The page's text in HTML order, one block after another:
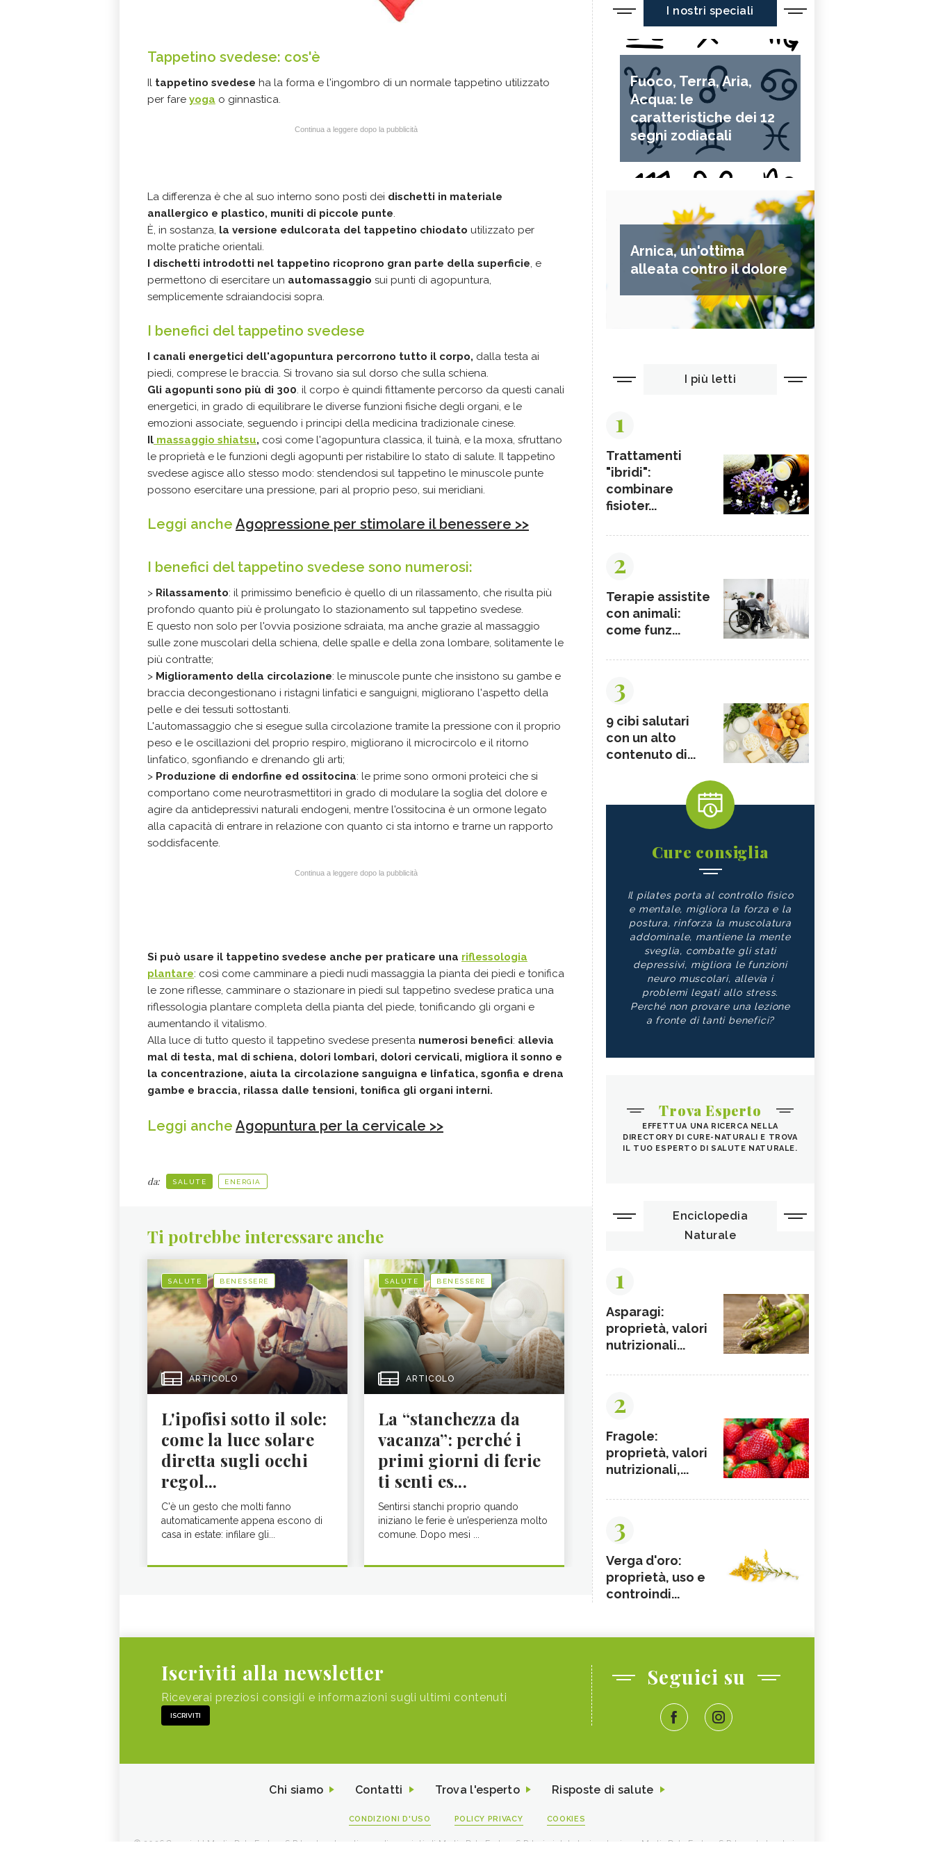
Tappetino svedese: cos'è
Il tappetino svedese ha la forma e l'ingombro di un normale tappetino utilizzato
per fare yoga o ginnastica.
Continua a leggere dopo la pubblicità
La differenza è che al suo interno sono posti dei dischetti in materiale
anallergico e plastico, muniti di piccole punte.
È, in sostanza, la versione edulcorata del tappetino chiodato utilizzato per
molte pratiche orientali.
I dischetti introdotti nel tappetino ricoprono gran parte della superficie, e
permettono di esercitare un automassaggio sui punti di agopuntura,
semplicemente sdraiandocisi sopra.
I benefici del tappetino svedese
I canali energetici dell'agopuntura percorrono tutto il corpo, dalla testa ai
piedi, comprese le braccia. Si trovano sia sul dorso che sulla schiena.
Gli agopunti sono più di 300. il corpo è quindi fittamente percorso da questi canali
energetici, in grado di equilibrare le diverse funzioni fisiche degli organi, e le
emozioni associate, seguendo i principi della medicina tradizionale cinese.
Il massaggio shiatsu, così come l'agopuntura classica, il tuinà, e la moxa, sfruttano
le proprietà e le funzioni degli agopunti per ristabilire lo stato di salute. Il tappetino
svedese agisce allo stesso modo: stendendosi sul tappetino le minuscole punte
possono esercitare una pressione, pari al proprio peso, sui meridiani.
Leggi anche Agopressione per stimolare il benessere >>
I benefici del tappetino svedese sono numerosi:
> Rilassamento: il primissimo beneficio è quello di un rilassamento, che risulta più
profondo quanto più è prolungato lo stazionamento sul tappetino svedese.
E questo non solo per l'ovvia posizione sdraiata, ma anche grazie al massaggio
sulle zone muscolari della schiena, delle spalle e della zona lombare, solitamente le
più contratte;
> Miglioramento della circolazione: le minuscole punte che insistono su gambe e
braccia decongestionano i ristagni linfatici e sanguigni, migliorano l'aspetto della
pelle e dei tessuti sottostanti.
L'automassaggio che si esegue sulla circolazione tramite la pressione con il proprio
peso e le oscillazioni del proprio respiro, migliorano il microcircolo e il ritorno
linfatico, sgonfiando e drenando gli arti;
> Produzione di endorfine ed ossitocina: le prime sono ormoni proteici che si
comportano come neurotrasmettitori in grado di modulare la soglia del dolore e
agire da antidepressivi naturali endogeni, mentre l'ossitocina è un ormone legato
alla capacità di entrare in relazione con quanto ci sta intorno e trarne un rapporto
soddisfacente.
Continua a leggere dopo la pubblicità
Si può usare il tappetino svedese anche per praticare una riflessologia
plantare: così come camminare a piedi nudi massaggia la pianta dei piedi e tonifica
le zone riflesse, camminare o stazionare in piedi sul tappetino svedese pratica una
riflessologia plantare completa della pianta del piede, tonificando gli organi e
aumentando il vitalismo.
Alla luce di tutto questo il tappetino svedese presenta numerosi benefici: allevia
mal di testa, mal di schiena, dolori lombari, dolori cervicali, migliora il sonno e
la concentrazione, aiuta la circolazione sanguigna e linfatica, sgonfia e drena
gambe e braccia, rilassa dalle tensioni, tonifica gli organi interni.
Leggi anche Agopuntura per la cervicale >>
da: SALUTE ENERGIA
Ti potrebbe interessare anche
SALUTE BENESSERE
ARTICOLO
L'ipofisi sotto il sole:
come la luce solare
diretta sugli occhi
regol...
C'è un gesto che molti fanno
automaticamente appena escono di
casa in estate: infilare gli...
SALUTE BENESSERE
ARTICOLO
La “stanchezza da
vacanza”: perché i
primi giorni di ferie
ti senti es...
Sentirsi stanchi proprio quando
iniziano le ferie è un’esperienza molto
comune. Dopo mesi ...
I nostri speciali
Fuoco, Terra, Aria,
Acqua: le
caratteristiche dei 12
segni zodiacali
Arnica, un'ottima
alleata contro il dolore
I più letti
1
Trattamenti
"ibridi":
combinare
fisioter...
2
Terapie assistite
con animali:
come funz...
3
9 cibi salutari
con un alto
contenuto di...
Cure consiglia
Il pilates porta al controllo fisico
e mentale, migliora la forza e la
postura, rinforza la muscolatura
addominale, mantiene la mente
sveglia, combatte gli stati
depressivi, migliora le funzioni
neuro muscolari, allevia i
problemi legati allo stress.
Perché non provare una lezione
a fronte di tanti benefici?
Trova Esperto
EFFETTUA UNA RICERCA NELLA
DIRECTORY DI CURE-NATURALI E TROVA
IL TUO ESPERTO DI SALUTE NATURALE.
Enciclopedia
Naturale
1
Asparagi:
proprietà, valori
nutrizionali...
2
Fragole:
proprietà, valori
nutrizionali,...
3
Verga d'oro:
proprietà, uso e
controindi...
Iscriviti alla newsletter
Riceverai preziosi consigli e informazioni sugli ultimi contenuti
ISCRIVITI
Seguici su
Chi siamo Contatti Trova l'esperto Risposte di salute
CONDIZIONI D'USO POLICY PRIVACY COOKIES
© 2026 Copyright Media Data Factory S.R.L. - I contenuti sono di proprietà di Media Data Factory S.R.L, è vietata la riproduzione. Media Data Factory S.R.L. sede legale in